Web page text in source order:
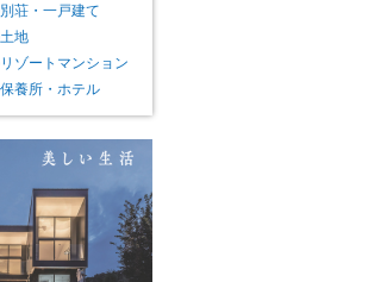
荘・一戸建て
地
ゾートマンション
養所・ホテル